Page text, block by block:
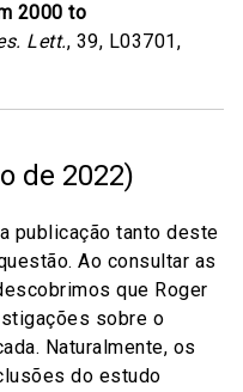
2000 to
Lett., 39, L03701,
de 2022)
publicação tanto deste
Ao consultar as
que Roger
sobre o
Naturalmente, os
do estudo